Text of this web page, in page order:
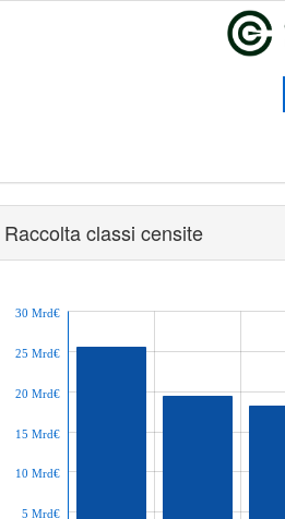
Raccolta classi censite
5 Mrd€
10 Mrd€
15 Mrd€
20 Mrd€
25 Mrd€
30 Mrd€